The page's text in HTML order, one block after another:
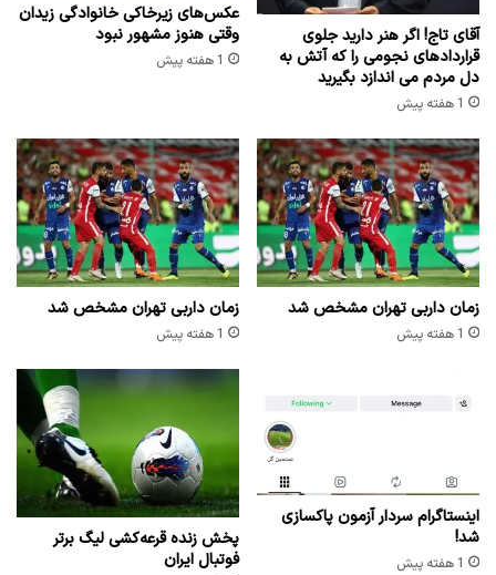
آقای تاج! اگر هنر دارید جلوی
قراردادهای نجومی را که آتش به
دل مردم می اندازد بگیرید
1 هفته پیش
عکس‌های زیرخاکی خانوادگی زیدان
وقتی هنوز مشهور نبود
1 هفته پیش
زمان داربی تهران مشخص شد
1 هفته پیش
زمان داربی تهران مشخص شد
1 هفته پیش
اینستاگرام سردار آزمون پاکسازی
شد!
1 هفته پیش
پخش زنده قرعه‌کشی لیگ برتر
فوتبال ایران